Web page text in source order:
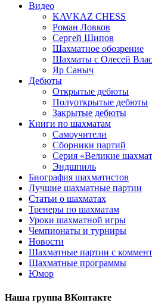
Видео
KAVKAZ CHESS
Роман Ловков
Сергей Шипов
Шахматное обозрение
Шахматы с Олесей
Яр Саныч
Дебюты
Открытые дебюты
Полуоткрытые дебюты
Закрытые дебюты
Книги по шахматам
Самоучители
Сборники партий
Серия «Великие
Эндшпиль
Биография шахматистов
Лучшие шахматные партии
Статьи о шахматах
Тренеры по шахматам
Уроки шахматной игры
Чемпионаты и турниры
Новости
Шахматные партии с
Шахматные программы
Юмор
Наша группа ВКонтакте